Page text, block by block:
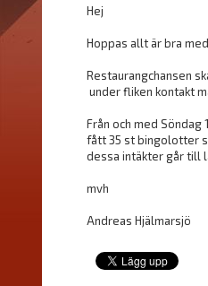
Hej
Hoppas allt är bra
Restaurangchansen
under fliken kontakt
Från och med
fått 35 st bingolotter
dessa intäkter går till
mvh
Andreas Hjälmarsjö